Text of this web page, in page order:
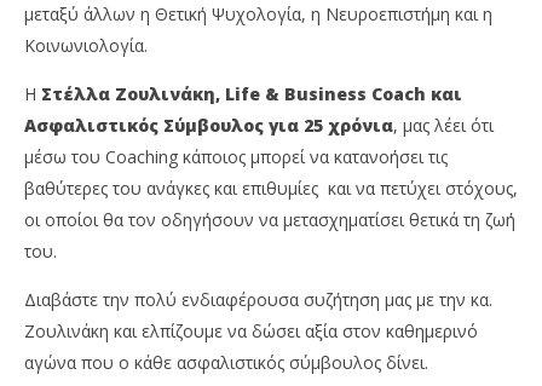
μεταξύ άλλων η Θετική Ψυχολογία, η Νευροεπιστήμη και η
Κοινωνιολογία.
Η Στέλλα Ζουλινάκη, Life & Business Coach και
Ασφαλιστικός Σύμβουλος για 25 χρόνια, μας λέει ότι
μέσω του Coaching κάποιος μπορεί να κατανοήσει τις
βαθύτερες του ανάγκες και επιθυμίες και να πετύχει στόχους,
οι οποίοι θα τον οδηγήσουν να μετασχηματίσει θετικά τη ζωή
του.
Διαβάστε την πολύ ενδιαφέρουσα συζήτηση μας με την κα.
Ζουλινάκη και ελπίζουμε να δώσει αξία στον καθημερινό
αγώνα που ο κάθε ασφαλιστικός σύμβουλος δίνει.